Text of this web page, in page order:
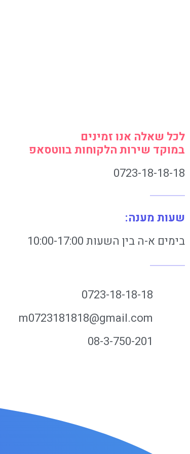
לכל שאלה אנו זמינים
במוקד שירות הלקוחות בווטסאפ
0723-18-18-18
שעות מענה:
בימים א-ה בין השעות 10:00-17:00
0723-18-18-18
m0723181818@gmail.com
08-3-750-201